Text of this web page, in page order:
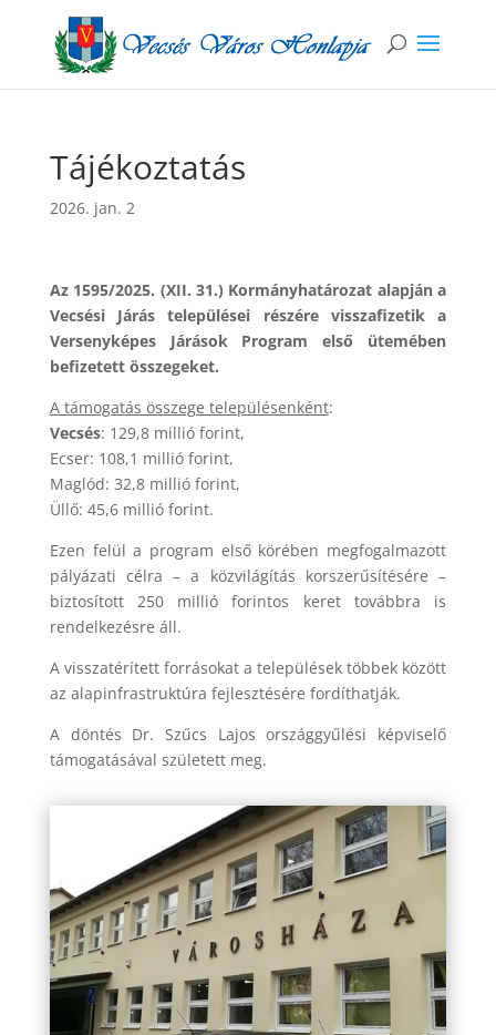
Tájékoztatás
2026. jan. 2
Az 1595/2025. (XII. 31.) Kormányhatározat alapján a
Vecsési Járás települései részére visszafizetik a
Versenyképes Járások Program első ütemében
befizetett összegeket.
A támogatás összege településenként:
Vecsés: 129,8 millió forint,
Ecser: 108,1 millió forint,
Maglód: 32,8 millió forint,
Üllő: 45,6 millió forint.
Ezen felül a program első körében megfogalmazott
pályázati célra – a közvilágítás korszerűsítésére –
biztosított 250 millió forintos keret továbbra is
rendelkezésre áll.
A visszatérített forrásokat a települések többek között
az alapinfrastruktúra fejlesztésére fordíthatják.
A döntés Dr. Szűcs Lajos országgyűlési képviselő
támogatásával született meg.